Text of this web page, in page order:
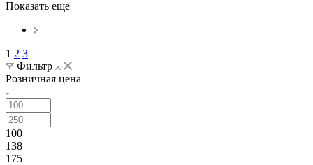
Показать еще
1 2 3
Фильтр
Розничная цена
100
138
175